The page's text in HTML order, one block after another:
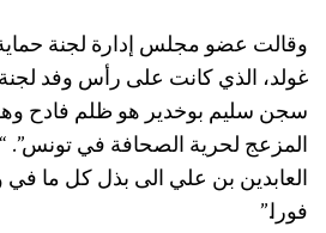
وقالت عضو مجلس إدارة لجنة
غولد، الذي كانت على رأس وفد
سجن سليم بوخدير هو ظلم فادح
المزعج لحرية الصحافة في تونس”.
العابدين بن علي الى بذل كل ما
فورا.”